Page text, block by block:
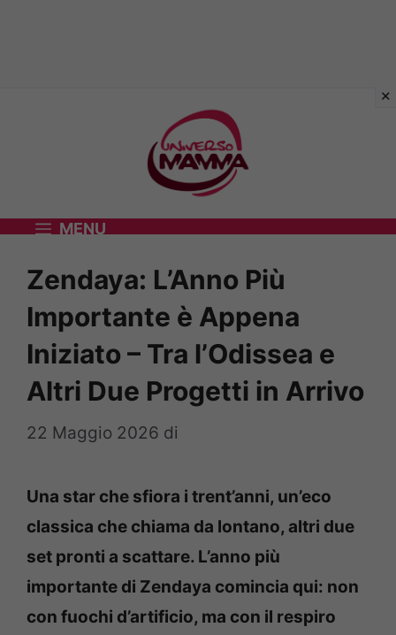
MENU
Zendaya: L’Anno Più
Importante è Appena
Iniziato – Tra l’Odissea e
Altri Due Progetti in Arrivo
22 Maggio 2026 di
Una star che sfiora i trent’anni, un’eco
classica che chiama da lontano, altri due
set pronti a scattare. L’anno più
importante di Zendaya comincia qui: non
con fuochi d’artificio, ma con il respiro